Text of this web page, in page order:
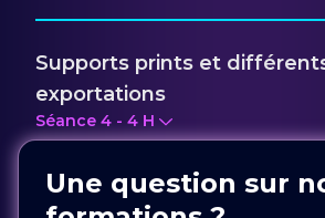
Une question sur
Supports prints et
exportations
Séance 4 - 4 H
Les bases de Photoshop